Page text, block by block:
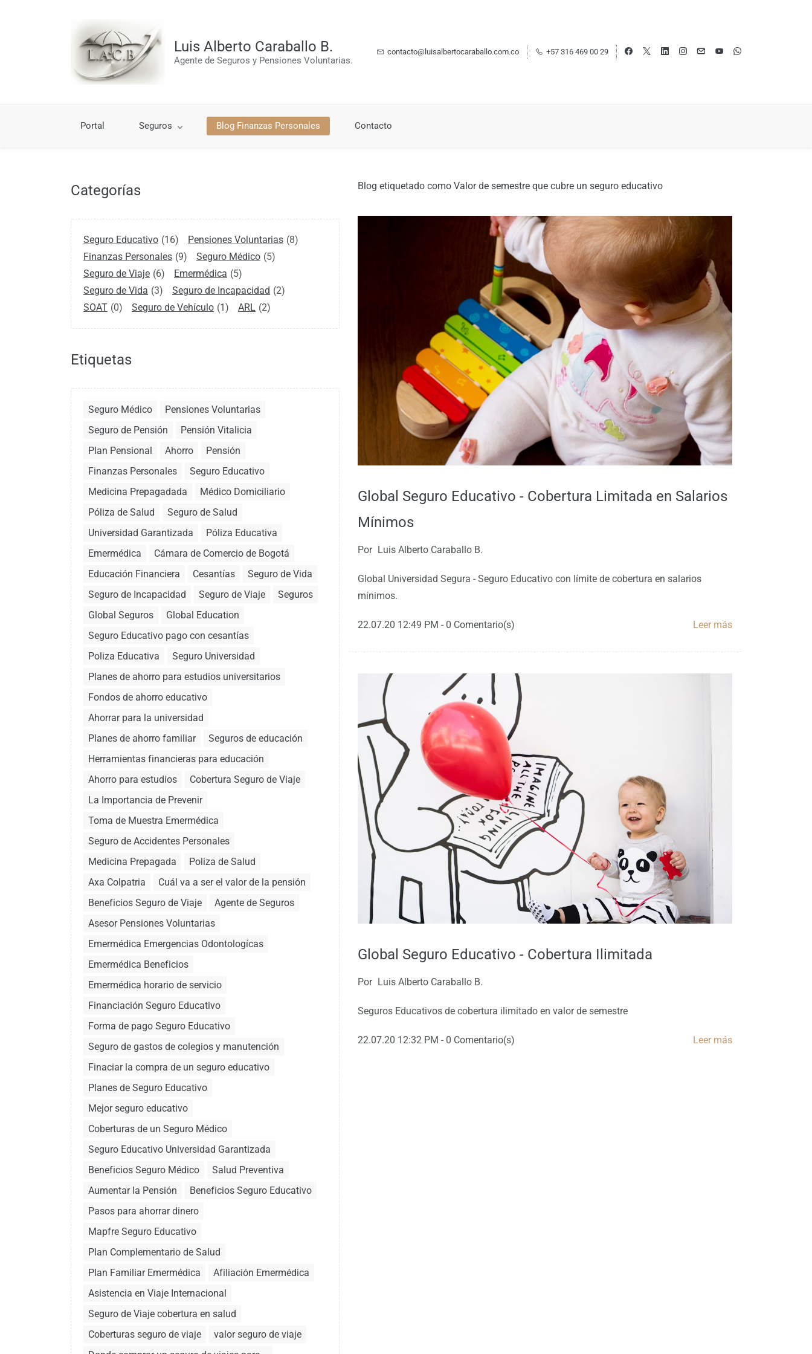
Luis Alberto Caraballo B.
Agente de Seguros y Pensiones Voluntarias.
contacto@luisalbertocaraballo.com.co +57 316 469 00 29
Portal Seguros Blog Finanzas Personales Contacto
Categorías
Seguro Educativo (16) Pensiones Voluntarias (8)
Finanzas Personales (9) Seguro Médico (5)
Seguro de Viaje (6) Emermédica (5)
Seguro de Vida (3) Seguro de Incapacidad (2)
SOAT (0) Seguro de Vehículo (1) ARL (2)
Etiquetas
Seguro Médico
Pensiones Voluntarias
Seguro de Pensión
Pensión Vitalicia
Plan Pensional
Ahorro
Pensión
Finanzas Personales
Seguro Educativo
Medicina Prepagadada
Médico Domiciliario
Póliza de Salud
Seguro de Salud
Universidad Garantizada
Póliza Educativa
Emermédica
Cámara de Comercio de Bogotá
Educación Financiera
Cesantías
Seguro de Vida
Seguro de Incapacidad
Seguro de Viaje
Seguros
Global Seguros
Global Education
Seguro Educativo pago con cesantías
Poliza Educativa
Seguro Universidad
Planes de ahorro para estudios universitarios
Fondos de ahorro educativo
Ahorrar para la universidad
Planes de ahorro familiar
Seguros de educación
Herramientas financieras para educación
Ahorro para estudios
Cobertura Seguro de Viaje
La Importancia de Prevenir
Toma de Muestra Emermédica
Seguro de Accidentes Personales
Medicina Prepagada
Poliza de Salud
Axa Colpatria
Cuál va a ser el valor de la pensión
Beneficios Seguro de Viaje
Agente de Seguros
Asesor Pensiones Voluntarias
Emermédica Emergencias Odontologícas
Emermédica Beneficios
Emermédica horario de servicio
Financiación Seguro Educativo
Forma de pago Seguro Educativo
Seguro de gastos de colegios y manutención
Finaciar la compra de un seguro educativo
Planes de Seguro Educativo
Mejor seguro educativo
Coberturas de un Seguro Médico
Seguro Educativo Universidad Garantizada
Beneficios Seguro Médico
Salud Preventiva
Aumentar la Pensión
Beneficios Seguro Educativo
Pasos para ahorrar dinero
Mapfre Seguro Educativo
Plan Complementario de Salud
Plan Familiar Emermédica
Afiliación Emermédica
Asistencia en Viaje Internacional
Seguro de Viaje cobertura en salud
Coberturas seguro de viaje
valor seguro de viaje
Blog etiquetado como Valor de semestre que cubre un seguro educativo
Global Seguro Educativo - Cobertura Limitada en Salarios
Mínimos
Por Luis Alberto Caraballo B.
Global Universidad Segura - Seguro Educativo con límite de cobertura en salarios
mínimos.
22.07.20 12:49 PM - 0 Comentario(s) Leer más
Global Seguro Educativo - Cobertura Ilimitada
Por Luis Alberto Caraballo B.
Seguros Educativos de cobertura ilimitado en valor de semestre
22.07.20 12:32 PM - 0 Comentario(s) Leer más